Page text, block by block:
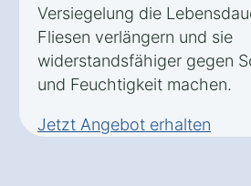
Versiegelung die
Fliesen verlängern und sie
widerstandsfähiger gegen
und Feuchtigkeit machen.
Jetzt Angebot erhalten